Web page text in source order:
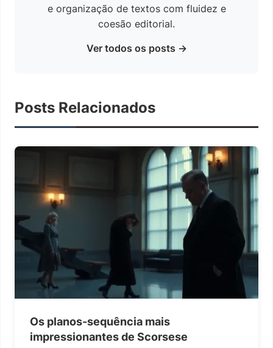
e organização de textos com fluidez e
coesão editorial.
Ver todos os posts →
Posts Relacionados
Os planos-sequência mais
impressionantes de Scorsese